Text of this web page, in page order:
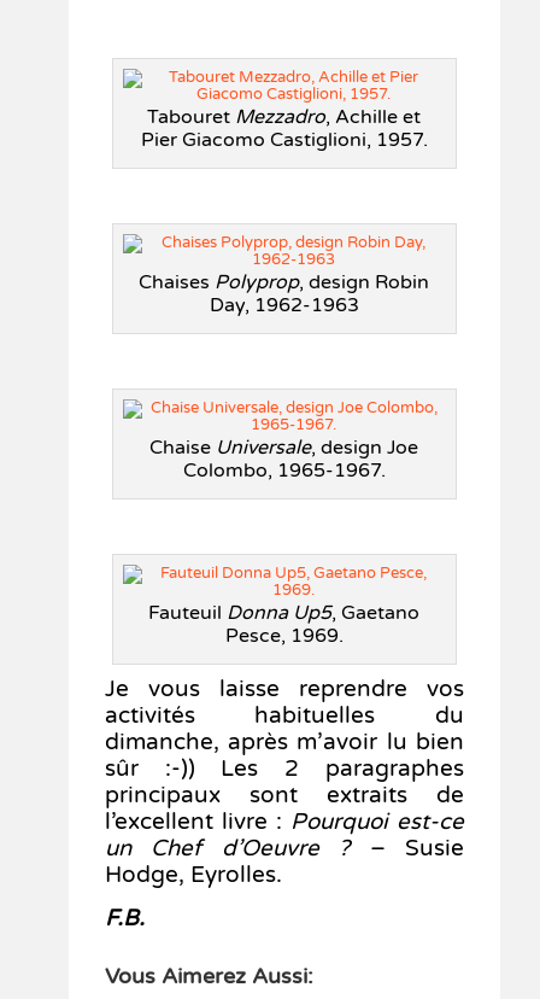
Tabouret Mezzadro, Achille et
Pier Giacomo Castiglioni, 1957.
Chaises Polyprop, design Robin
Day, 1962-1963
Chaise Universale, design Joe
Colombo, 1965-1967.
Fauteuil Donna Up5, Gaetano
Pesce, 1969.
Je vous laisse reprendre vos
activités habituelles du
dimanche, après m’avoir lu bien
sûr :-)) Les 2 paragraphes
principaux sont extraits de
l’excellent livre : Pourquoi est-ce
un Chef d’Oeuvre ?– Susie
Hodge, Eyrolles.
F.B.
Vous Aimerez Aussi: